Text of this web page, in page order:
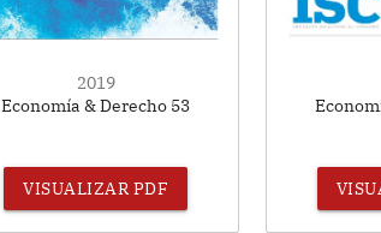
2019
Economía & Derecho 53
VISUALIZAR PDF